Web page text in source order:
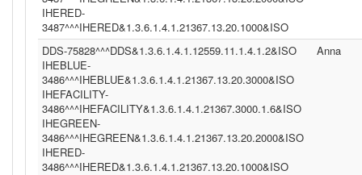
IHERED-
3487^^^IHERED&1.3.6.1.4.1.21367.13.20.1000&ISO
DDS-75828^^^DDS&1.3.6.1.4.1.12559.11.1.4.1.2&ISO
IHEBLUE-
3486^^^IHEBLUE&1.3.6.1.4.1.21367.13.20.3000&ISO
IHEFACILITY-
3486^^^IHEFACILITY&1.3.6.1.4.1.21367.3000.1.6&ISO
IHEGREEN-
3486^^^IHEGREEN&1.3.6.1.4.1.21367.13.20.2000&ISO
IHERED-
3486^^^IHERED&1.3.6.1.4.1.21367.13.20.1000&ISO
Anna